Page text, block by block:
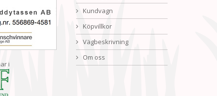
i
Kundvagn
Köpvillkor
Vägbeskrivning
Om oss